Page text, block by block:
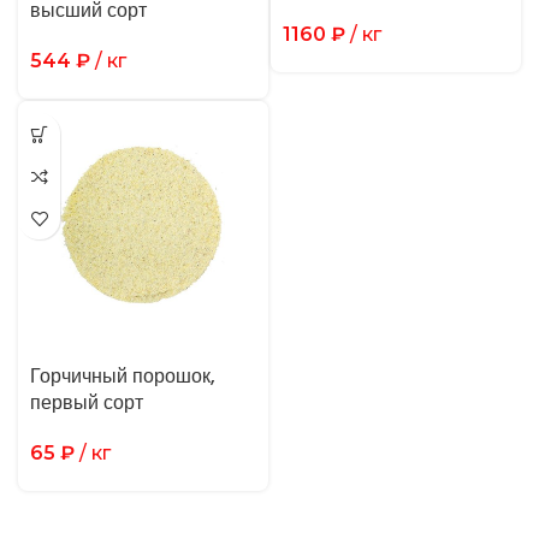
высший сорт
544 ₽ / кг
1160 ₽ / кг
Горчичный порошок,
первый сорт
65 ₽ / кг